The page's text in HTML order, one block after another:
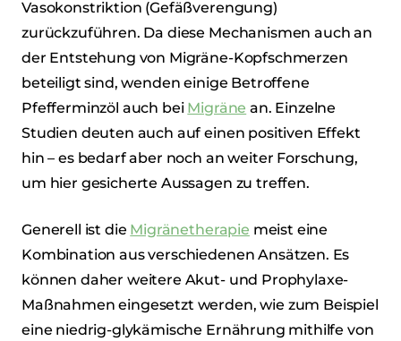
Vasokonstriktion (Gefäßverengung)
zurückzuführen. Da diese Mechanismen auch an
der Entstehung von Migräne-Kopfschmerzen
beteiligt sind, wenden einige Betroffene
Pfefferminzöl auch bei Migräne an. Einzelne
Studien deuten auch auf einen positiven Effekt
hin – es bedarf aber noch an weiter Forschung,
um hier gesicherte Aussagen zu treffen.
Generell ist die Migränetherapie meist eine
Kombination aus verschiedenen Ansätzen. Es
können daher weitere Akut- und Prophylaxe-
Maßnahmen eingesetzt werden, wie zum Beispiel
eine niedrig-glykämische Ernährung mithilfe von